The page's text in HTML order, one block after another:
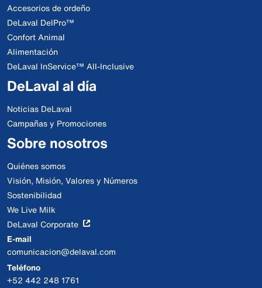
Accesorios de ordeño
DeLaval DelPro™
Confort Animal
Alimentación
DeLaval InService™ All-Inclusive
DeLaval al día
Noticias DeLaval
Campañas y Promociones
Sobre nosotros
Quiénes somos
Visión, Misión, Valores y Números
Sostenibilidad
We Live Milk
DeLaval Corporate
E-mail
comunicacion@delaval.com
Teléfono
+52 442 248 1761